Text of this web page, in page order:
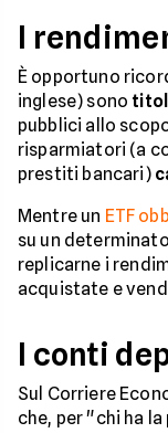
I
È opportuno
inglese) sono
pubblici allo
risparmiatori (a
prestiti bancari)
Mentre un ETF
su un determinato
replicarne i
acquistate e
I conti
Sul Corriere
che, per "chi ha